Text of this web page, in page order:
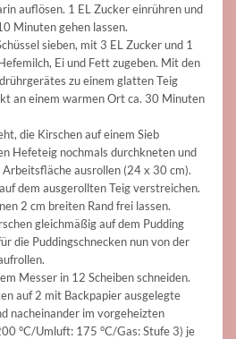
auflösen. 1 EL Zucker einrühren und
Minuten gehen lassen.
sieben, mit 3 EL Zucker und 1
Ei und Fett zugeben. Mit den
zu einem glatten Teig
an einem warmen Ort ca. 30 Minuten
die Kirschen auf einem Sieb
Hefeteig nochmals durchkneten und
ausrollen (24 x 30 cm).
dem ausgerollten Teig verstreichen.
2 cm breiten Rand frei lassen.
gleichmäßig auf dem Pudding
die Puddingschnecken nun von der
Messer in 12 Scheiben schneiden.
auf 2 mit Backpapier ausgelegte
nacheinander im vorgeheizten
°C/Umluft: 175 °C/Gas: Stufe 3) je